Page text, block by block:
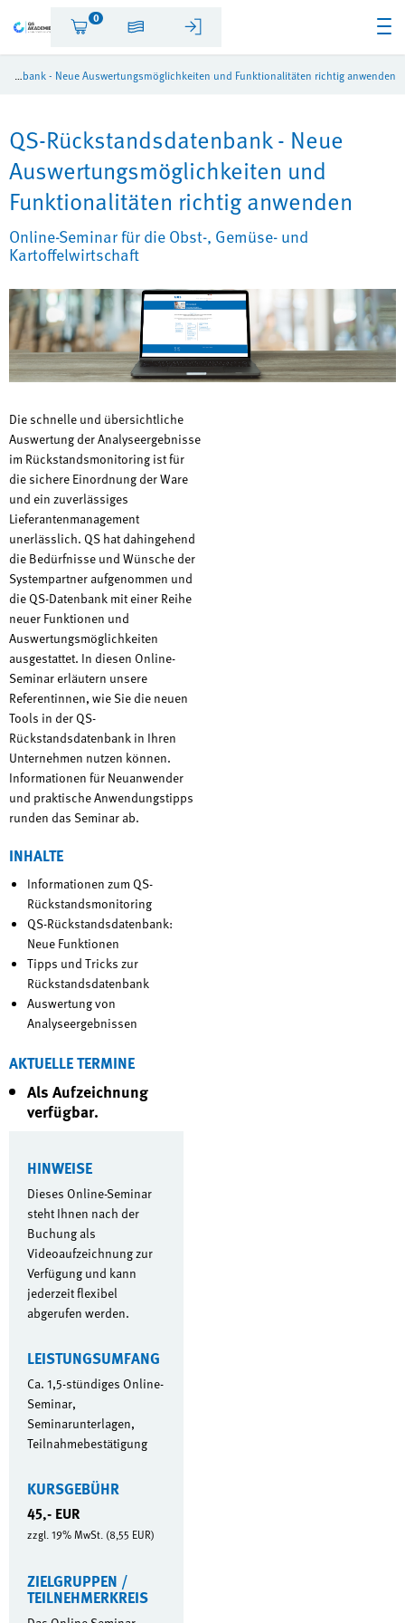
0
QS-Rückstandsdatenbank - Neue Auswertungsmöglichkeiten und Funktionalitäten richtig anwenden
QS-Rückstandsdatenbank - Neue
Auswertungsmöglichkeiten und
Funktionalitäten richtig anwenden
Online-Seminar für die Obst-, Gemüse- und
Kartoffelwirtschaft
Die schnelle und übersichtliche
Auswertung der Analyseergebnisse
im Rückstandsmonitoring ist für
die sichere Einordnung der Ware
und ein zuverlässiges
Lieferantenmanagement
unerlässlich. QS hat dahingehend
die Bedürfnisse und Wünsche der
Systempartner aufgenommen und
die QS-Datenbank mit einer Reihe
neuer Funktionen und
Auswertungsmöglichkeiten
ausgestattet. In diesen Online-
Seminar erläutern unsere
Referentinnen, wie Sie die neuen
Tools in der QS-
Rückstandsdatenbank in Ihren
Unternehmen nutzen können.
Informationen für Neuanwender
und praktische Anwendungstipps
runden das Seminar ab.
INHALTE
Informationen zum QS-
Rückstandsmonitoring
QS-Rückstandsdatenbank:
Neue Funktionen
Tipps und Tricks zur
Rückstandsdatenbank
Auswertung von
Analyseergebnissen
AKTUELLE TERMINE
Als Aufzeichnung
verfügbar.
HINWEISE
Dieses Online-Seminar
steht Ihnen nach der
Buchung als
Videoaufzeichnung zur
Verfügung und kann
jederzeit flexibel
abgerufen werden.
LEISTUNGSUMFANG
Ca. 1,5-stündiges Online-
Seminar,
Seminarunterlagen,
Teilnahmebestätigung
KURSGEBÜHR
45,- EUR
zzgl. 19% MwSt. (8,55 EUR)
ZIELGRUPPEN /
TEILNEHMERKREIS